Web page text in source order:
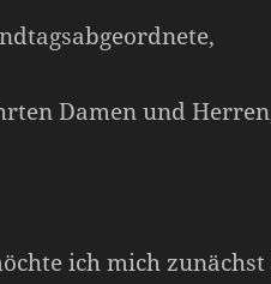
Damen und
ich mich